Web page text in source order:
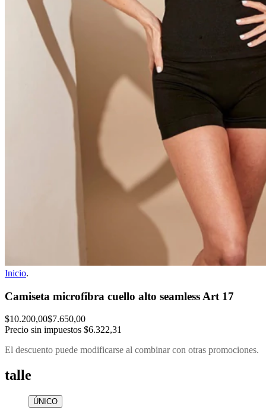
Inicio.
Camiseta microfibra cuello alto seamless Art 17
$10.200,00$7.650,00
Precio sin impuestos $6.322,31
El descuento puede modificarse al combinar con otras promociones.
talle
ÚNICO